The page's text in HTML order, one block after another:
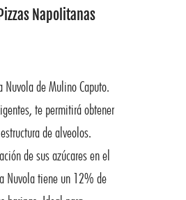
Napolitanas
Nuvola de Mulino Caputo.
te permitirá obtener
de alveolos.
de sus azúcares en el
Nuvola tiene un 12% de